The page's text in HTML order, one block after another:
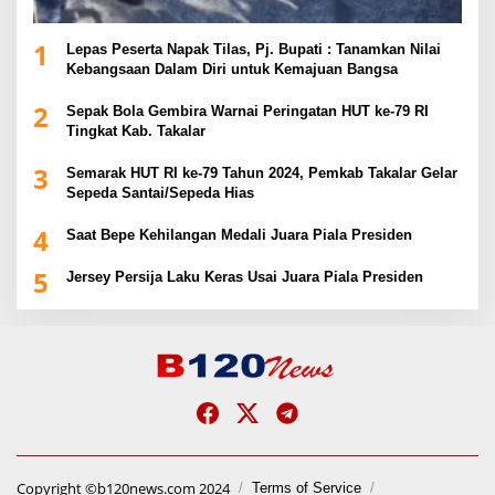
1
Lepas Peserta Napak Tilas, Pj. Bupati : Tanamkan Nilai
Kebangsaan Dalam Diri untuk Kemajuan Bangsa
2
Sepak Bola Gembira Warnai Peringatan HUT ke-79 RI
Tingkat Kab. Takalar
3
Semarak HUT RI ke-79 Tahun 2024, Pemkab Takalar Gelar
Sepeda Santai/Sepeda Hias
4 Saat Bepe Kehilangan Medali Juara Piala Presiden
5 Jersey Persija Laku Keras Usai Juara Piala Presiden
Copyright ©b120news.com 2024 Terms of Service